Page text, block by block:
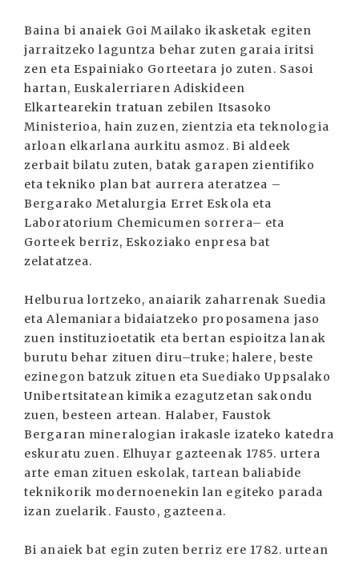
Baina bi anaiek Goi Mailako ikasketak egiten
jarraitzeko laguntza behar zuten garaia iritsi
zen eta Espainiako Gorteetara jo zuten. Sasoi
hartan, Euskalerriaren Adiskideen
Elkartearekin tratuan zebilen Itsasoko
Ministerioa, hain zuzen, zientzia eta teknologia
arloan elkarlana aurkitu asmoz. Bi aldeek
zerbait bilatu zuten, batak garapen zientifiko
eta tekniko plan bat aurrera ateratzea –
Bergarako Metalurgia Erret Eskola eta
Laboratorium Chemicumen sorrera– eta
Gorteek berriz, Eskoziako enpresa bat
zelatatzea.
Helburua lortzeko, anaiarik zaharrenak Suedia
eta Alemaniara bidaiatzeko proposamena jaso
zuen instituzioetatik eta bertan espioitza lanak
burutu behar zituen diru–truke; halere, beste
ezinegon batzuk zituen eta Suediako Uppsalako
Unibertsitatean kimika ezagutzetan sakondu
zuen, besteen artean. Halaber, Faustok
Bergaran mineralogian irakasle izateko katedra
eskuratu zuen. Elhuyar gazteenak 1785. urtera
arte eman zituen eskolak, tartean baliabide
teknikorik modernoenekin lan egiteko parada
izan zuelarik. Fausto, gazteena.
Bi anaiek bat egin zuten berriz ere 1782. urtean